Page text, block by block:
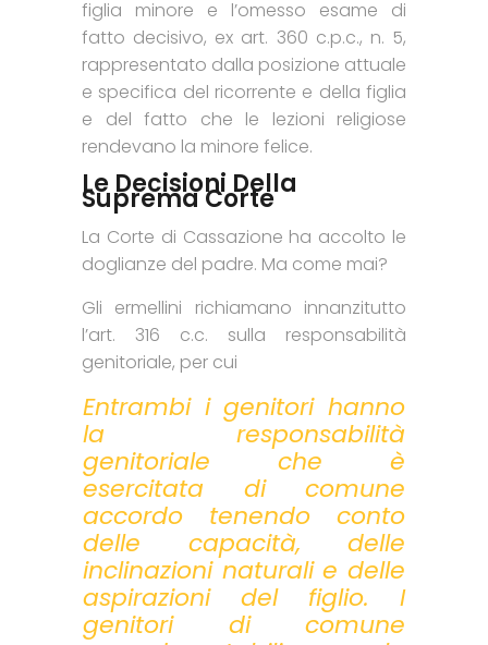
figlia minore e l’omesso esame di
fatto decisivo, ex art. 360 c.p.c., n. 5,
rappresentato dalla posizione attuale
e specifica del ricorrente e della figlia
e del fatto che le lezioni religiose
rendevano la minore felice.
Le Decisioni Della
Suprema Corte
La Corte di Cassazione ha accolto le
doglianze del padre. Ma come mai?
Gli ermellini richiamano innanzitutto
l’art. 316 c.c. sulla responsabilità
genitoriale, per cui
Entrambi i genitori hanno
la responsabilità
genitoriale che è
esercitata di comune
accordo tenendo conto
delle capacità, delle
inclinazioni naturali e delle
aspirazioni del figlio. I
genitori di comune